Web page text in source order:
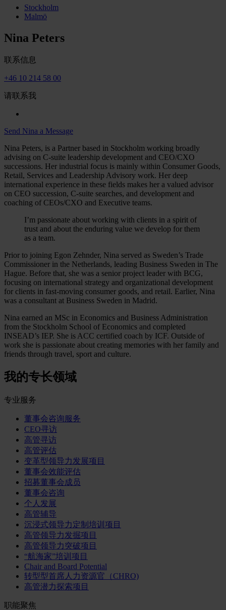
Stockholm
Malmö
Nina Peters
联系信息
+46 10 214 58 00
请联系我
Send Nina a Message
Nina Peters, is a Partner based in Stockholm working broadly
advising on C-suite leadership development and CEO/CXO
successions. Her industrial focus is mainly within Consumer Goods,
Retail, Services and Leadership Advisory work. Her deep
international experience in these fields makes her a valued advisor
on CEO succession, C-suite searches, and development and
coaching of CEOs/CXO and Executive teams.
I’m passionate about working with clients in a spirit of
trust and about the enduring value we develop for them
as a team.
Prior to joining Egon Zehnder, Nina served as Sweden’s Trade
Commissioner in the Netherlands, leading Business Sweden in The
Hague. Before that, she was a senior project leader with BCG,
focusing on international strategy and organizational development
for clients in fast-moving consumer goods, and retail. Earlier, Nina
was a consultant at Business Sweden in Madrid.
Nina earned an MSc in Economics and Business Administration
from the Stockholm School of Economics and completed
INSEAD’s IEP. She is ACC certified coach by ICF. Outside of
work she is passionate about creating memories with her family and
friends through travel, sport and culture.
我的专长领域
专业服务
董事会咨询服务
CEO寻访
高管寻访
高管评估
变革型领导力发展项目
董事会效能评估
招募董事会成员
董事会咨询
个人发展
高管辅导
沉浸式领导力定制培训项目
高管领导力发掘项目
高管领导力突破项目
“航海家”培训项目
Chair and Board Potential
转型型首席人力资源官（CHRO)
高管潜力探索项目
职能聚焦